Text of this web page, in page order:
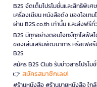
B2S จัดเต็มโปรโมชั่นและสิทธิพิเ
เครื่องเขียน หนังสือดัง ของไอเ
ผ่าน B2S.co.th เท่านั้น และส่งฟรี
B2S มีทุกอย่างตอบโจทย์ทุกไลฟ์ส
ของเล่นเสริมพัฒนาการ หรือเฟอ
B2S
สมัคร B2S Club รับข่าวสารโปรโ
👉 สมัครสมาชิกเลย!
#ร้านหนังสือ #ร้านขายหนังสือ ใก